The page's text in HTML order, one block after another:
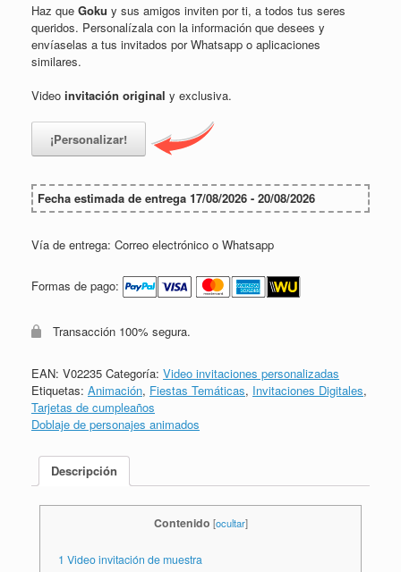
Haz que Goku y sus amigos inviten por ti, a todos tus seres
queridos. Personalízala con la información que desees y
envíaselas a tus invitados por Whatsapp o aplicaciones
similares.
Video invitación original y exclusiva.
¡Personalizar!
Fecha estimada de entrega 17/08/2026 - 20/08/2026
Vía de entrega: Correo electrónico o Whatsapp
Formas de pago:
Transacción 100% segura.
EAN: V02235 Categoría: Video invitaciones personalizadas
Etiquetas: Animación, Fiestas Temáticas, Invitaciones Digitales,
Tarjetas de cumpleaños
Doblaje de personajes animados
Descripción
Contenido [ocultar]
1 Video invitación de muestra